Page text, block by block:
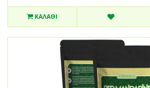
ΚΑΛΆΘΙ